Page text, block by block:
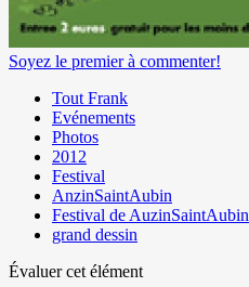
Soyez le premier à commenter!
Tout Frank
Evénements
Photos
2012
Festival
AnzinSaintAubin
Festival de AuzinSaintAubin
grand dessin
Évaluer cet élément